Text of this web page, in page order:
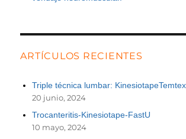
ARTÍCULOS RECIENTES
Triple técnica lumbar:
20 junio, 2024
Trocanteritis-Kinesiotape-FastU
10 mayo, 2024